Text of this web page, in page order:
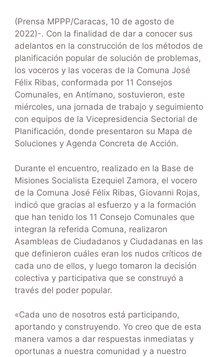
(Prensa MPPP/Caracas, 10 de agosto de
2022)-. Con la finalidad de dar a conocer sus
adelantos en la construcción de los métodos de
planificación popular de solución de problemas,
los voceros y las voceras de la Comuna José
Félix Ribas, conformada por 11 Consejos
Comunales, en Antímano, sostuvieron, este
miércoles, una jornada de trabajo y seguimiento
con equipos de la Vicepresidencia Sectorial de
Planificación, donde presentaron su Mapa de
Soluciones y Agenda Concreta de Acción.
Durante el encuentro, realizado en la Base de
Misiones Socialista Ezequiel Zamora, el vocero
de la Comuna José Félix Ribas, Giovanni Rojas,
indicó que gracias al esfuerzo y a la formación
que han tenido los 11 Consejo Comunales que
integran la referida Comuna, realizaron
Asambleas de Ciudadanos y Ciudadanas en las
que definieron cuáles eran los nudos críticos de
cada uno de ellos, y luego tomaron la decisión
colectiva y participativa que se construyó a
través del poder popular.
«Cada uno de nosotros está participando,
aportando y construyendo. Yo creo que de esta
manera vamos a dar respuestas inmediatas y
oportunas a nuestra comunidad y a nuestro